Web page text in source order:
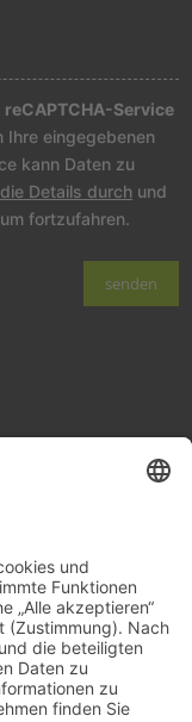
Service
Ihre eingegebenen
kann Daten zu
Details durch und
, um fortzufahren.